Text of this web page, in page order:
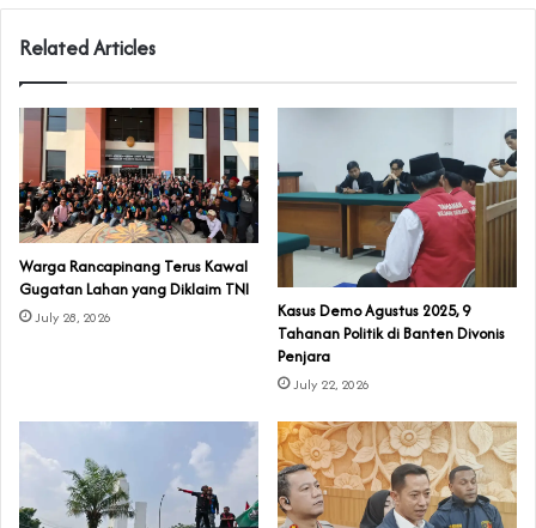
Related Articles
‎Warga Rancapinang Terus Kawal
Gugatan Lahan yang Diklaim TNI‎‎
July 28, 2026
‎Kasus Demo Agustus 2025, 9
Tahanan Politik di Banten Divonis
Penjara
July 22, 2026